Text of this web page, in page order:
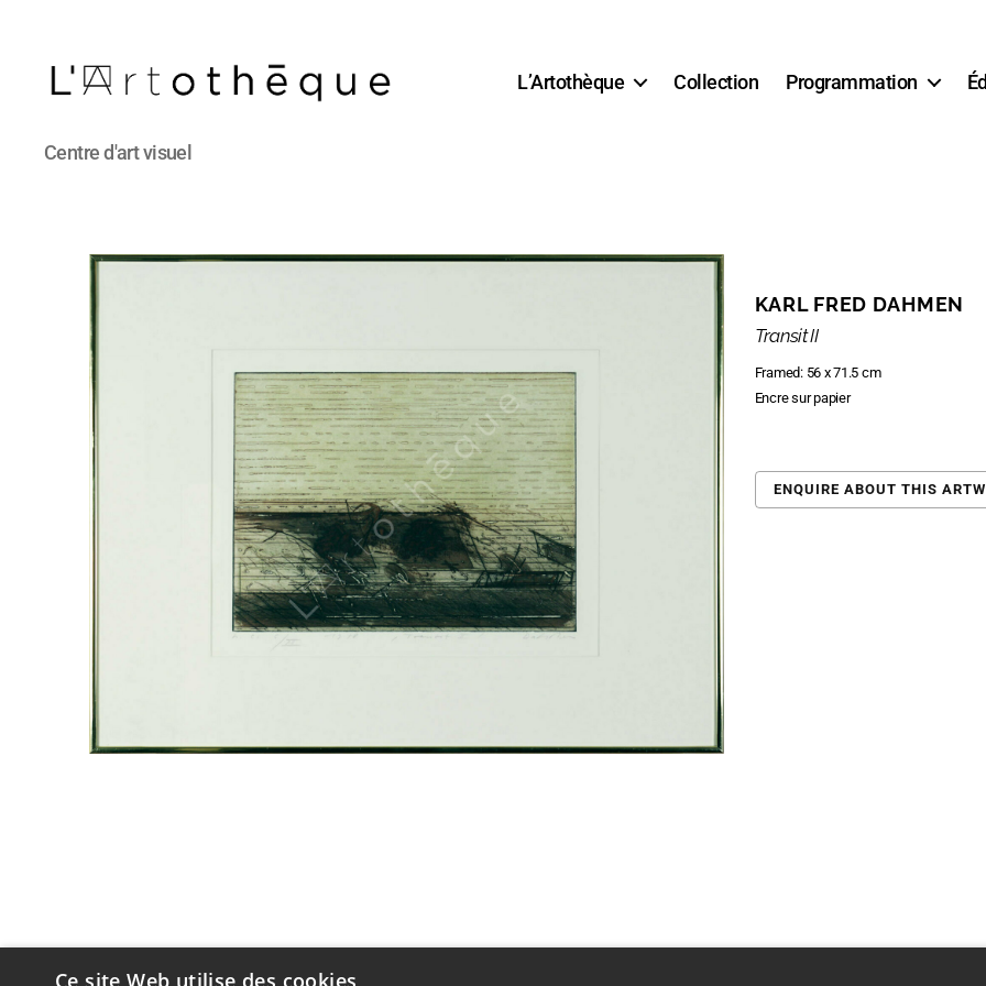
L'Artothèque
Centre d'art visuel
L’Artothèque Collection Programmation
KARL FRED DAHMEN
Transit II
Framed: 56 x 71.5 cm
Encre sur papier
ENQUIRE ABOUT THIS
Ce site Web utilise des cookies